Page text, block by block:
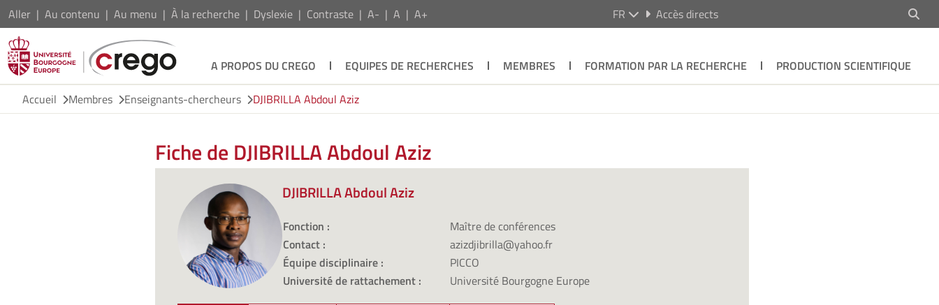
Aller Au contenu Au menu À la recherche Dyslexie Contraste A- A A+ FR Accès directs
A PROPOS DU CREGO EQUIPES DE RECHERCHES MEMBRES FORMATION PAR LA RECHERCHE
PRODUCTION SCIENTIFIQUE
Accueil
Membres Enseignants-chercheurs DJIBRILLA Abdoul Aziz
Fiche de DJIBRILLA Abdoul Aziz
DJIBRILLA Abdoul Aziz
Fonction :
Maître de conférences
Contact :
azizdjibrilla@yahoo.fr
Équipe disciplinaire :
PICCO
Université de rattachement :
Université Bourgogne Europe